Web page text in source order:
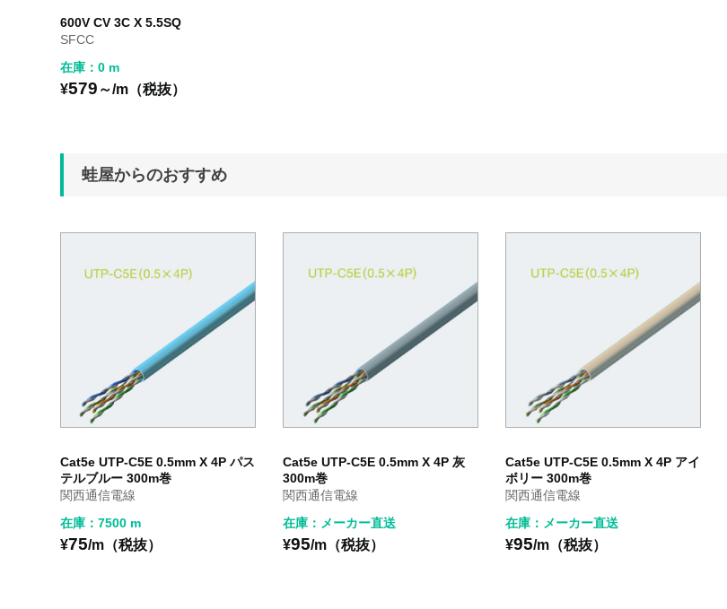
600V CV 3C X 5.5SQ
SFCC
在庫：0 m
¥579 ～/m（税抜）
蛙屋からのおすすめ
Cat5e UTP-C5E 0.5mm X 4P パス
テルブルー 300m巻
関西通信電線
在庫：7500 m
¥75/m（税抜）
Cat5e UTP-C5E 0.5mm X 4P 灰
300m巻
関西通信電線
在庫：メーカー直送
¥95/m（税抜）
Cat5e UTP-C5E 0.5mm X 4P アイ
ボリー 300m巻
関西通信電線
在庫：メーカー直送
¥95/m（税抜）